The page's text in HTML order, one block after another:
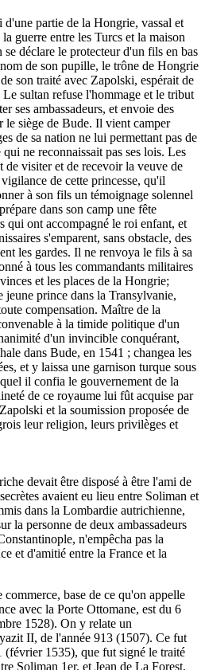
partie de la Hongrie, vassal et
guerre entre les Turcs et la maison
déclare le protecteur d'un fils en bas
de son pupille, le trône de Hongrie
son traité avec Zapolski, espérait de
Le sultan refuse l'hommage et le tribut
ses ambassadeurs, et envoie des
siège de Bude. Il vient camper
de sa nation ne lui permettant pas de
ne reconnaissait pas ses lois. Les
de visiter et de recevoir la veuve de
de cette princesse, qu'il
à son fils un témoignage solennel
dans son camp une fête
qui ont accompagné le roi enfant, et
s'emparent, sans obstacle, des
les gardes. Il ne renvoya le fils à sa
à tous les commandants militaires
et les places de la Hongrie;
jeune prince dans la Transylvanie,
compensation. Maître de la
à la timide politique d'un
d'un invincible conquérant,
dans Bude, en 1541 ; changea les
et y laissa une garnison turque sous
il confia le gouvernement de la
de ce royaume lui fût acquise par
et la soumission proposée de
leur religion, leurs privilèges et
devait être disposé à être l'ami de
avaient eu lieu entre Soliman et
dans la Lombardie autrichienne,
la personne de deux ambassadeurs
n'empêcha pas la
et d'amitié entre la France et la
base de ce qu'on appelle
avec la Porte Ottomane, est du 6
1528). On y relate un
II, de l'année 913 (1507). Ce fut
(février 1535), que fut signé le traité
Soliman 1er. et Jean de La Forest,